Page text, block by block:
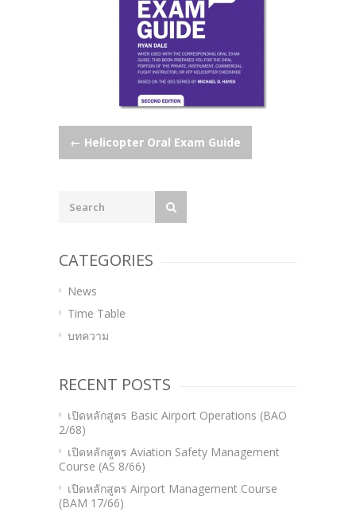
Post
navigation
← Helicopter Oral Exam Guide
CATEGORIES
News
Time Table
บทความ
RECENT POSTS
เปิดหลักสูตร Basic Airport Operations (BAO
2/68)
เปิดหลักสูตร Aviation Safety Management
Course (AS 8/66)
เปิดหลักสูตร Airport Management Course
(BAM 17/66)